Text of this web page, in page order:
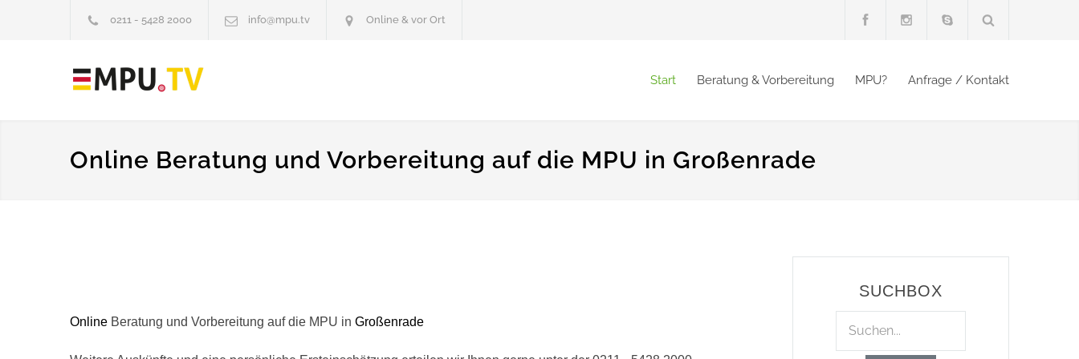
0211 - 5428 2000 info@mpu.tv Online & vor Ort
Start Beratung & Vorbereitung MPU? Anfrage / Kontakt
Online Beratung und Vorbereitung auf die MPU in Großenrade
Online Beratung und Vorbereitung auf die MPU in Großenrade
SUCHBOX